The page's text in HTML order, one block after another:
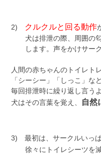
2) クルクルと回る動作
犬は排泄の際、周囲の匂
します。声をかけサーク
人間の赤ちゃんのトイレト
「シーシー」「しっこ」な
毎回排泄時に繰り返し言う
犬はその言葉を覚え、
自然
3) 最初は、サークルいっ
徐々にトイレシーツを減